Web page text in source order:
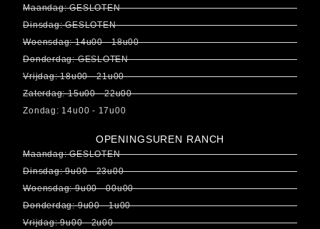
Maandag: GESLOTEN
Dinsdag: GESLOTEN
Woensdag: 14u00 - 18u00
Donderdag: GESLOTEN
Vrijdag: 18u00 - 21u00
Zaterdag: 15u00 - 22u00
Zondag: 14u00 - 17u00
OPENINGSUREN RANCH
Maandag: GESLOTEN
Dinsdag: 9u00 - 23u00
Woensdag: 9u00 - 00u00
Donderdag: 9u00 - 1u00
Vrijdag: 9u00 - 2u00